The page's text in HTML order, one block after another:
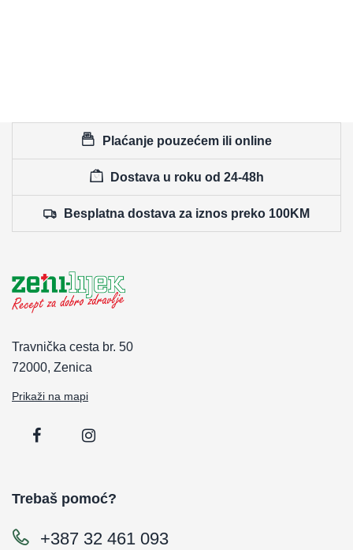
Plaćanje pouzećem ili online
Dostava u roku od 24-48h
Besplatna dostava za iznos preko 100KM
Travnička cesta br. 50
72000, Zenica
Prikaži na mapi
Trebaš pomoć?
+387 32 461 093